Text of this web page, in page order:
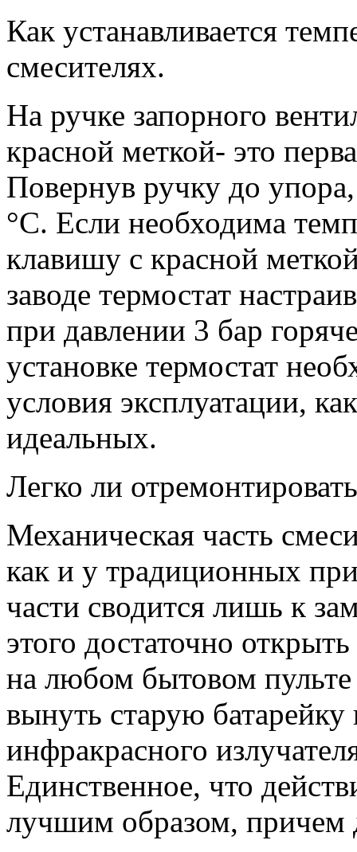
Как устанавливается
смесителях.
На ручке запорного
красной меткой- это
Повернув ручку до
°С. Если необходима
клавишу с красной
заводе термостат
при давлении 3 бар
установке тер­мостат
условия эксплуатации,
идеальных.
Легко ли
Механическая часть
как и у традиционных
части сводится лишь к
этого достаточно
на любом бытовом
вынуть старую
инфракрасного
Единственное, что
лучшим образом, при­чем